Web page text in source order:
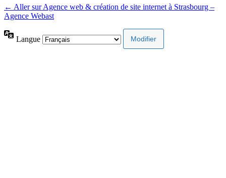
← Aller sur Agence web & création de site internet à Strasbourg –
Agence Webast
Langue